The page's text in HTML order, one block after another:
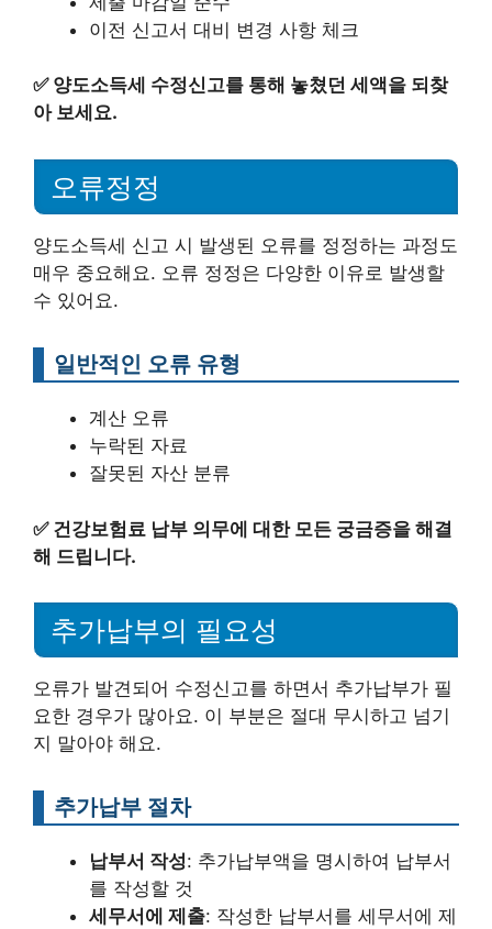
이전 신고서 대비 변경 사항 체크
✅ 양도소득세 수정신고를 통해 놓쳤던 세액을 되찾
아 보세요.
오류정정
양도소득세 신고 시 발생된 오류를 정정하는 과정도
매우 중요해요. 오류 정정은 다양한 이유로 발생할
수 있어요.
일반적인 오류 유형
계산 오류
누락된 자료
잘못된 자산 분류
✅ 건강보험료 납부 의무에 대한 모든 궁금증을 해결
해 드립니다.
추가납부의 필요성
오류가 발견되어 수정신고를 하면서 추가납부가 필
요한 경우가 많아요. 이 부분은 절대 무시하고 넘기
지 말아야 해요.
추가납부 절차
납부서 작성: 추가납부액을 명시하여 납부서
를 작성할 것
세무서에 제출: 작성한 납부서를 세무서에 제